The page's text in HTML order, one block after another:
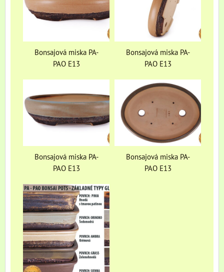
Bonsajová miska PA-
PAO E13
Bonsajová miska PA-
PAO E13
Bonsajová miska PA-
PAO E13
Bonsajová miska PA-
PAO E13